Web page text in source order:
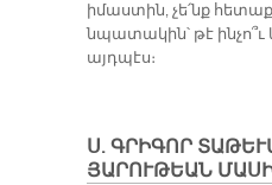
իմաստին, չե՛նք
նպատակին՝ թէ ինչո՞ւ
այդպէս։
Ս. ԳՐԻԳՈՐ
ՅԱՐՈՒԹԵԱՆ